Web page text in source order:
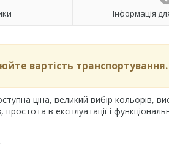
Інформація
вартість транспортування.
ціна, великий вибір кольорів,
в експлуатації і